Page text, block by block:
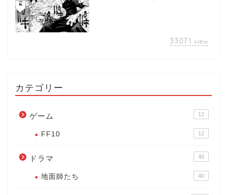
33071 view
カテゴリー
ゲーム 12
FF10 12
ドラマ 40
地面師たち 40